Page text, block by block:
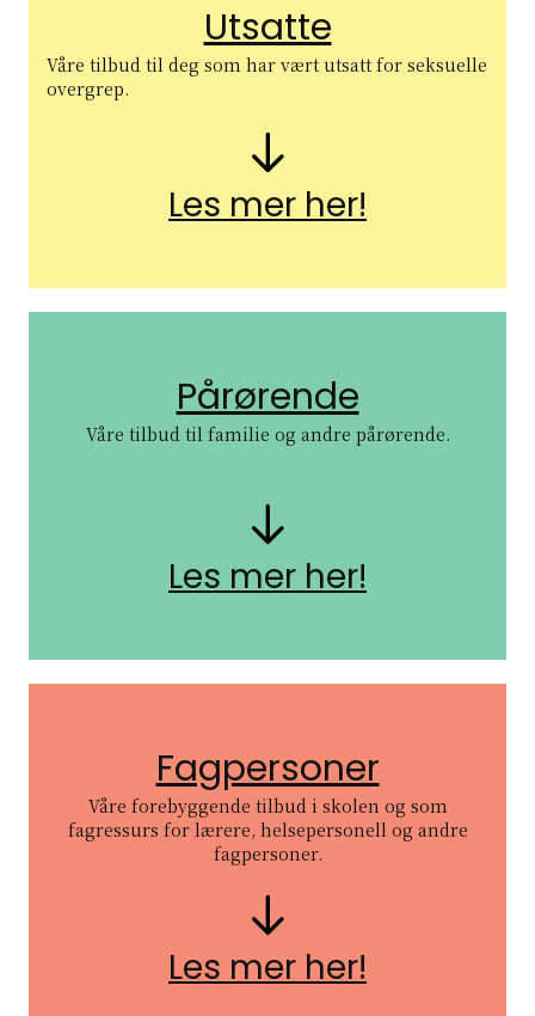
Utsatte
Våre tilbud til deg som har vært utsatt for seksuelle
overgrep.
Pil nedover
Les mer her!
Pårørende
Våre tilbud til familie og andre pårørende.
Pil nedover
Les mer her!
Fagpersoner
Våre forebyggende tilbud i skolen og som
fagressurs for lærere, helsepersonell og andre
fagpersoner.
Pil nedover
Les mer her!